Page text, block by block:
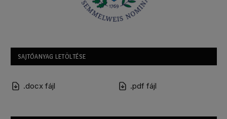
SAJTÓANYAG LETÖLTÉSE
.docx fájl .pdf fájl